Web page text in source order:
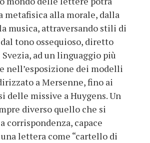
metafisica alla morale, dalla
musica, attraversando stili di
tono ossequioso, diretto
ad un linguaggio più
nell’esposizione dei modelli
a Mersenne, fino ai
delle missive a Huygens. Un
diverso quello che si
corrispondenza, capace
lettera come “cartello di